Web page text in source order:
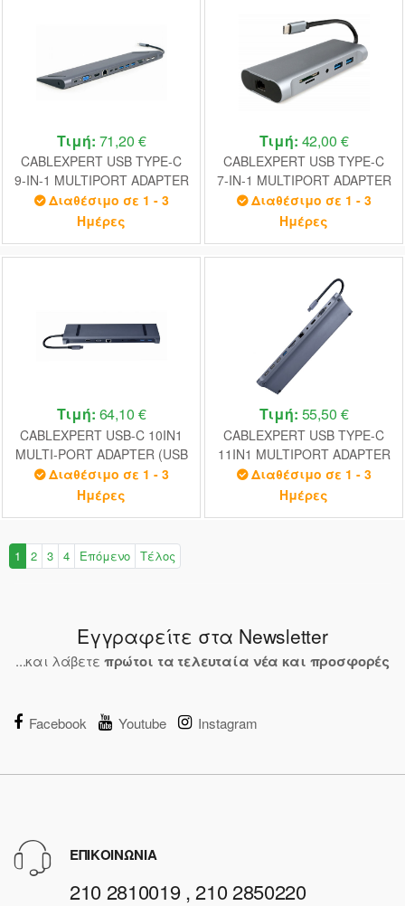
Τιμή: 71,20 €
CABLEXPERT USB TYPE-C
9-IN-1 MULTIPORT ADAPTER
(USB HUB + HDMI + VGA +
PD + CARD READER + LAN +
Διαθέσιμο σε 1 - 3
Ημέρες
Τιμή: 42,00 €
CABLEXPERT USB TYPE-C
7-IN-1 MULTIPORT ADAPTER
(HUB3.0+HDMI+VGA+PD+CA
RD READER+STEREO
Διαθέσιμο σε 1 - 3
Ημέρες
Τιμή: 64,10 €
CABLEXPERT USB-C 10IN1
MULTI-PORT ADAPTER (USB
HUB+HDMI+VGA+PD+CARD
READER+LAN+3.5MM)
Διαθέσιμο σε 1 - 3
Ημέρες
Τιμή: 55,50 €
CABLEXPERT USB TYPE-C
11IN1 MULTIPORT ADAPTER
(USB
HUB+HDMI+VGA+PD+CARD
Διαθέσιμο σε 1 - 3
Ημέρες
1 2 3 4 Επόμενο Τέλος
Εγγραφείτε στα Newsletter
...και λάβετε πρώτοι τα τελευταία νέα και προσφορές
Facebook Youtube Instagram
ΕΠΙΚΟΙΝΩΝΙΑ
210 2810019 , 210 2850220